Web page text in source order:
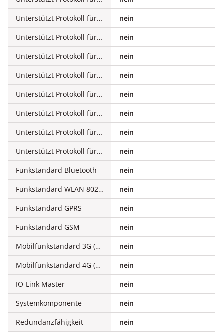
Unterstützt Protokoll für Foundation Fieldbus
nein
Unterstützt Protokoll für EtherNet/IP
nein
Unterstützt Protokoll für AS-Interface Safety at Work
nein
Unterstützt Protokoll für DeviceNet Safety
nein
Unterstützt Protokoll für INTERBUS-Safety
nein
Unterstützt Protokoll für PROFIsafe
nein
Unterstützt Protokoll für SafetyBUS p
nein
Unterstützt Protokoll für sonstige Bussysteme
nein
Funkstandard Bluetooth
nein
Funkstandard WLAN 802.11
nein
Funkstandard GPRS
nein
Funkstandard GSM
nein
Mobilfunkstandard 3G (UMTS)
nein
Mobilfunkstandard 4G (LTE)
nein
IO-Link Master
nein
Systemkomponente
nein
Redundanzfähigkeit
nein